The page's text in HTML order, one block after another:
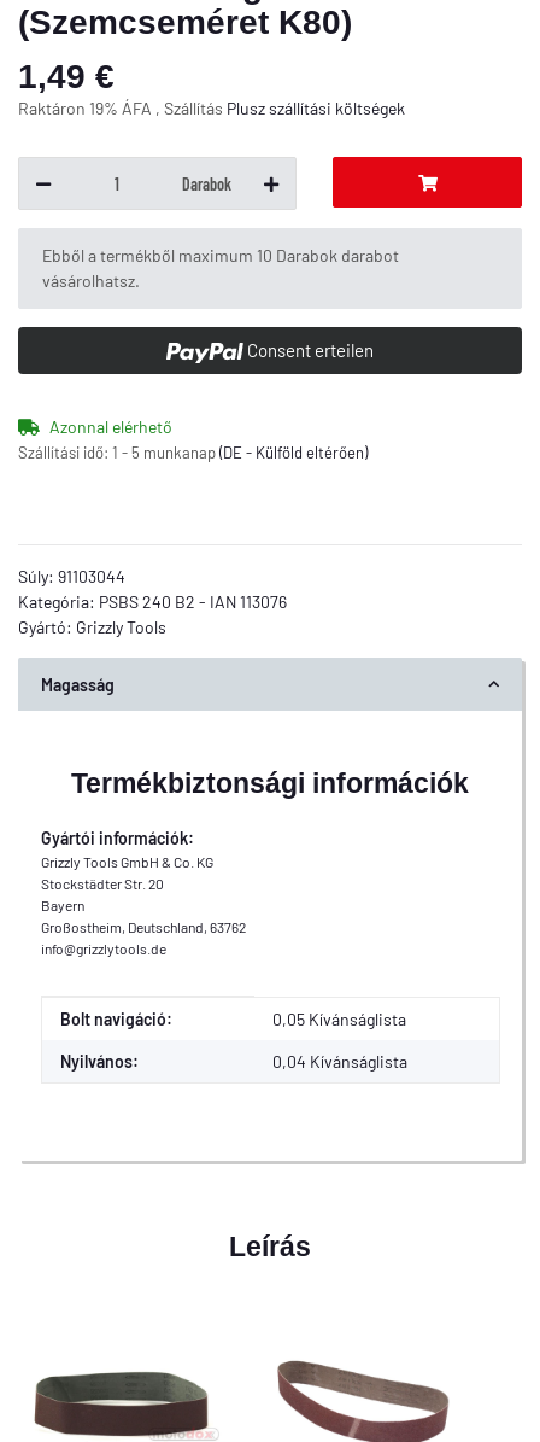
(Szemcseméret K80)
1,49 €
Raktáron 19% ÁFA , Szállítás Pluszszállítási költségek
Darabok
x
Ebből a termékből maximum 10 Darabok darabot
vásárolhatsz.
Consent erteilen
Azonnal elérhető
Szállítási idő: 1 - 5 munkanap(DE - Külföld eltérően)
Súly: 91103044
Kategória: PSBS 240 B2 - IAN 113076
Gyártó: Grizzly Tools
Magasság
Termékbiztonsági információk
Gyártói információk:
Grizzly Tools GmbH & Co. KG
Stockstädter Str. 20
Bayern
Großostheim, Deutschland, 63762
info@grizzlytools.de
Érték
Gyártó
Bolt navigáció: 0,05 Kívánságlista
Nyilvános: 0,04 Kívánságlista
Leírás